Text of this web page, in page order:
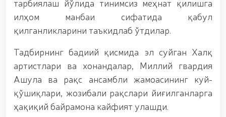
ҳимоячилари куни муносабати билан ҳарбий
хизматчилар ва ҳуқуқни муҳофаза қилиш
органлари ходимларидан бир гуруҳини
мукофотлаш тўғрисида”ги Фармони / / Президент
Шавкат Мирзиёев Хавфсизлик кенгашининг
кенгайтирилган йиғилишини ўтказди / / Президент
Шавкат Мирзиёев Тошкент шаҳри Юнусобод
туманида барпо этилган йирик қувватли
когенерация маркази фаолияти билан танишди
(https://president.uz/oz/lists/view/8785) / /
Молия, илғор технологиялар, маданият ва
тарбиялаш йўлида тинимсиз меҳнат қилишга
илҳом манбаи сифатида қабул
қилганликларини таъкидлаб ўтдилар.
Тадбирнинг бадиий қисмида эл суйган Халқ
артистлари ва хонандалар, Миллий гвардия
Ашула ва рақс ансамбли жамоасининг куй-
қўшиқлари, жозибали рақслари йиғилганларга
ҳақиқий байрамона кайфият улашди.